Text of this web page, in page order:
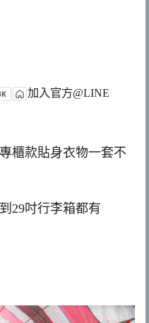
加入官方@LINE
櫃款貼身衣物一套不
29吋行李箱都有